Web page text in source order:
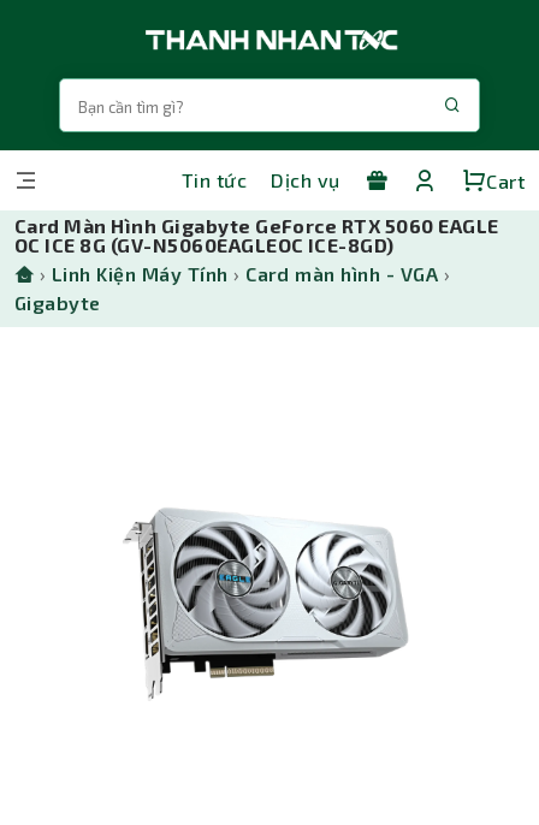
Tin tức Dịch vụ
Cart
Card Màn Hình Gigabyte GeForce RTX 5060 EAGLE
OC ICE 8G (GV-N5060EAGLEOC ICE-8GD)
› Linh Kiện Máy Tính › Card màn hình - VGA ›
Gigabyte